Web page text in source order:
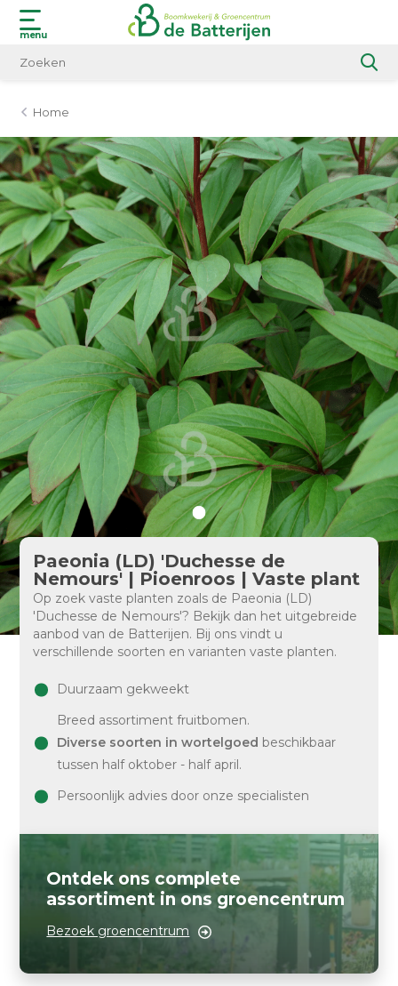
menu
Home
Paeonia (LD) 'Duchesse de
Nemours' | Pioenroos | Vaste plant
Op zoek vaste planten zoals de Paeonia (LD)
'Duchesse de Nemours'? Bekijk dan het uitgebreide
aanbod van de Batterijen. Bij ons vindt u
verschillende soorten en varianten vaste planten.
Duurzaam gekweekt
Breed assortiment fruitbomen.
Diverse soorten in wortelgoed beschikbaar
tussen half oktober - half april.
Persoonlijk advies door onze specialisten
Ontdek ons complete
assortiment in ons groencentrum
Bezoek groencentrum